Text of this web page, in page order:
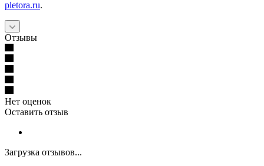
pletora.ru.
Отзывы
Нет оценок
Оставить отзыв
Загрузка отзывов...